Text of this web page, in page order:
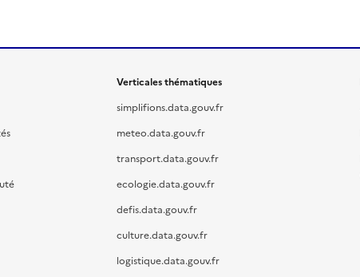
Verticales thématiques
simplifions.data.gouv.fr
meteo.data.gouv.fr
transport.data.gouv.fr
ecologie.data.gouv.fr
defis.data.gouv.fr
culture.data.gouv.fr
logistique.data.gouv.fr